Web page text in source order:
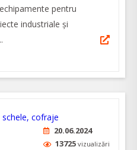
pentru
industriale și
20.06.2024
13725 vizualizări